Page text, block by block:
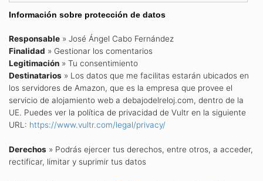
Información sobre protección de datos
Responsable » José Ángel Cabo Fernández
Finalidad » Gestionar los comentarios
Legitimación » Tu consentimiento
Destinatarios » Los datos que me facilitas estarán ubicados en
los servidores de Amazon, que es la empresa que provee el
servicio de alojamiento web a debajodelreloj.com, dentro de la
UE. Puedes ver la política de privacidad de Vultr en la siguiente
URL: https://www.vultr.com/legal/privacy/
Derechos » Podrás ejercer tus derechos, entre otros, a acceder,
rectificar, limitar y suprimir tus datos